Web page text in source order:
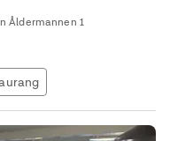
Åldermannen 1